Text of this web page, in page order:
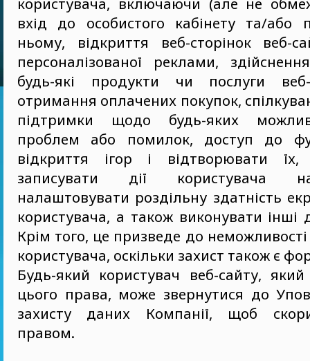
вхід до особистого кабінету та/або
ньому, відкриття веб-сторінок веб-
персоналізованої реклами,
будь-які продукти чи послуги
отримання оплачених покупок,
підтримки щодо будь-яких
проблем або помилок, доступ до
відкриття ігор і відтворювати їх,
записувати дії користувача
налаштовувати роздільну здатність
користувача, а також виконувати інші
Крім того, це призведе до
користувача, оскільки захист також є
Будь-який користувач веб-сайту,
цього права, може звернутися до
захисту даних Компанії, щоб
правом.